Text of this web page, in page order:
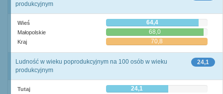
produkcyjnym
Wieś 64,4
Małopolskie 68,0
Kraj 70,8
24,1
Ludność w wieku poprodukcyjnym na 100 osób w wieku
produkcyjnym
Tutaj 24,1